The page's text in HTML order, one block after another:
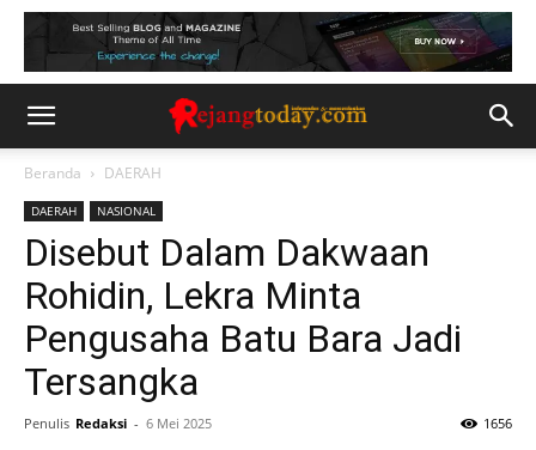
Beranda DAERAH
DAERAH NASIONAL
Disebut Dalam Dakwaan
Rohidin, Lekra Minta
Pengusaha Batu Bara Jadi
Tersangka
Penulis Redaksi - 6 Mei 2025 1656